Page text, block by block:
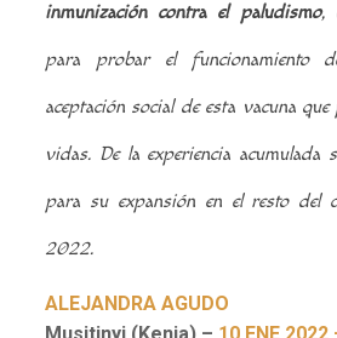
inmunización contra el paludismo,
para probar el funcionamiento
aceptación social de esta vacuna
vidas. De la experiencia acumulada
para su expansión en el resto del
2022.
ALEJANDRA AGUDO